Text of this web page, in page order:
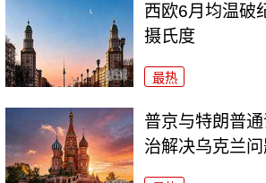
西欧6月均温破
摄氏度
最热
普京与特朗普
治解决乌克兰问